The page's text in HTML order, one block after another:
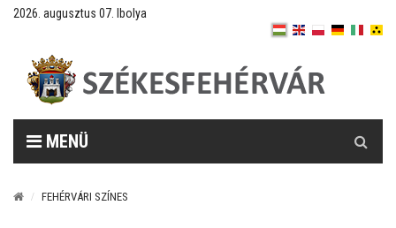
2026. augusztus 07. Ibolya
MENÜ
FEHÉRVÁRI SZÍNES